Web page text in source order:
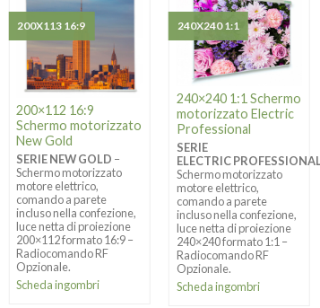
200×112 16:9
Schermo motorizzato
New Gold
SERIE NEW GOLD –
Schermo motorizzato
motore elettrico,
comando a parete
incluso nella confezione,
luce netta di proiezione
200×112 formato 16:9 –
Radiocomando RF
Opzionale.
Scheda ingombri
200X113 16:9
240×240 1:1 Schermo
motorizzato Electric
Professional
SERIE
ELECTRIC PROFESSIONAL
Schermo motorizzato
motore elettrico,
comando a parete
incluso nella confezione,
luce netta di proiezione
240×240 formato 1:1 –
Radiocomando RF
Opzionale.
Scheda ingombri
240X240 1:1